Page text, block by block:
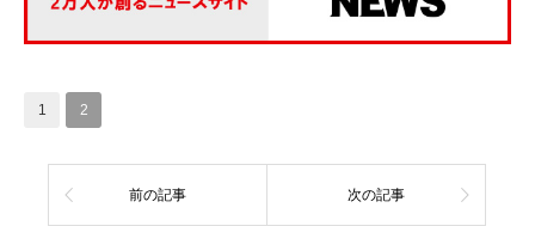
1 2
前の記事 次の記事